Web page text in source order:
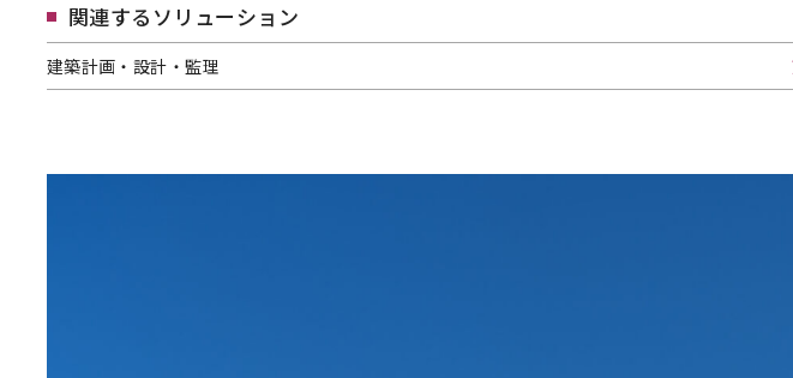
関連するソリューション
建築計画・設計・監理